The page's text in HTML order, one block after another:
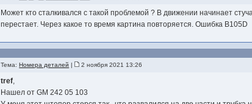
Может кто сталкивался с такой проблемой ? В движении начинает
перестает. Через какое то время картина повторяется. Ошибка B105D
Тема:Номера деталей | 2 ноября 2021 13:26
tref,
Нашел от GM 242 05 103